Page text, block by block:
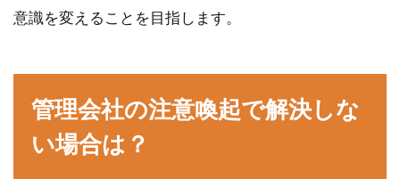
意識を変えることを目指します。
管理会社の注意喚起で解決しな
い場合は？